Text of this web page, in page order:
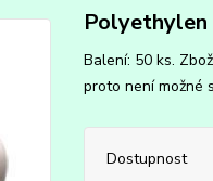
Polyethylen
Balení: 50 ks.
proto není možné
Dostupnost